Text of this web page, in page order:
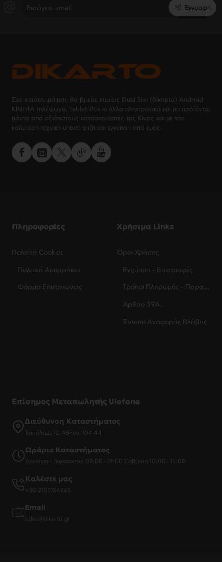
email
Εγγραφή
Στο κατάστημά μας θα βρείτε κυρίως Dual Sim (δίκαρτα) Android
ΚΙΝΗΤΑ τηλέφωνα, Tablet PCs κι άλλα ηλεκτρονικά και μη προϊόντα,
πάντα από αξιόπιστους κατασκευαστές της Κίνας και με την
καλύτερη τεχνική υποστήριξη και εγγύηση από εμάς.
Πληροφορίες
Πολιτική Cookies
Πολιτική Απορρήτου
Φόρμα Επικοινωνίας
Χρήσιμα Links
Όροι Χρήσης
Εγγύηση - Επιστροφές
Άρθρο 39Α.
Έντυπο Αναφοράς Βλάβης
Επίσημος Μεταπωλητής Ulefone
Διεύθυνση Καταστήματος
Τριπόλεως 12, Αθήνα, 104 44
Ωράριο Καταστήματος
Δευτέρα - Παρασκευή 09:00 - 19:00 Σάββατο 10:00 - 15:00
Καλέστε μας
+30 2105764665
Email
sales@dikarto.gr